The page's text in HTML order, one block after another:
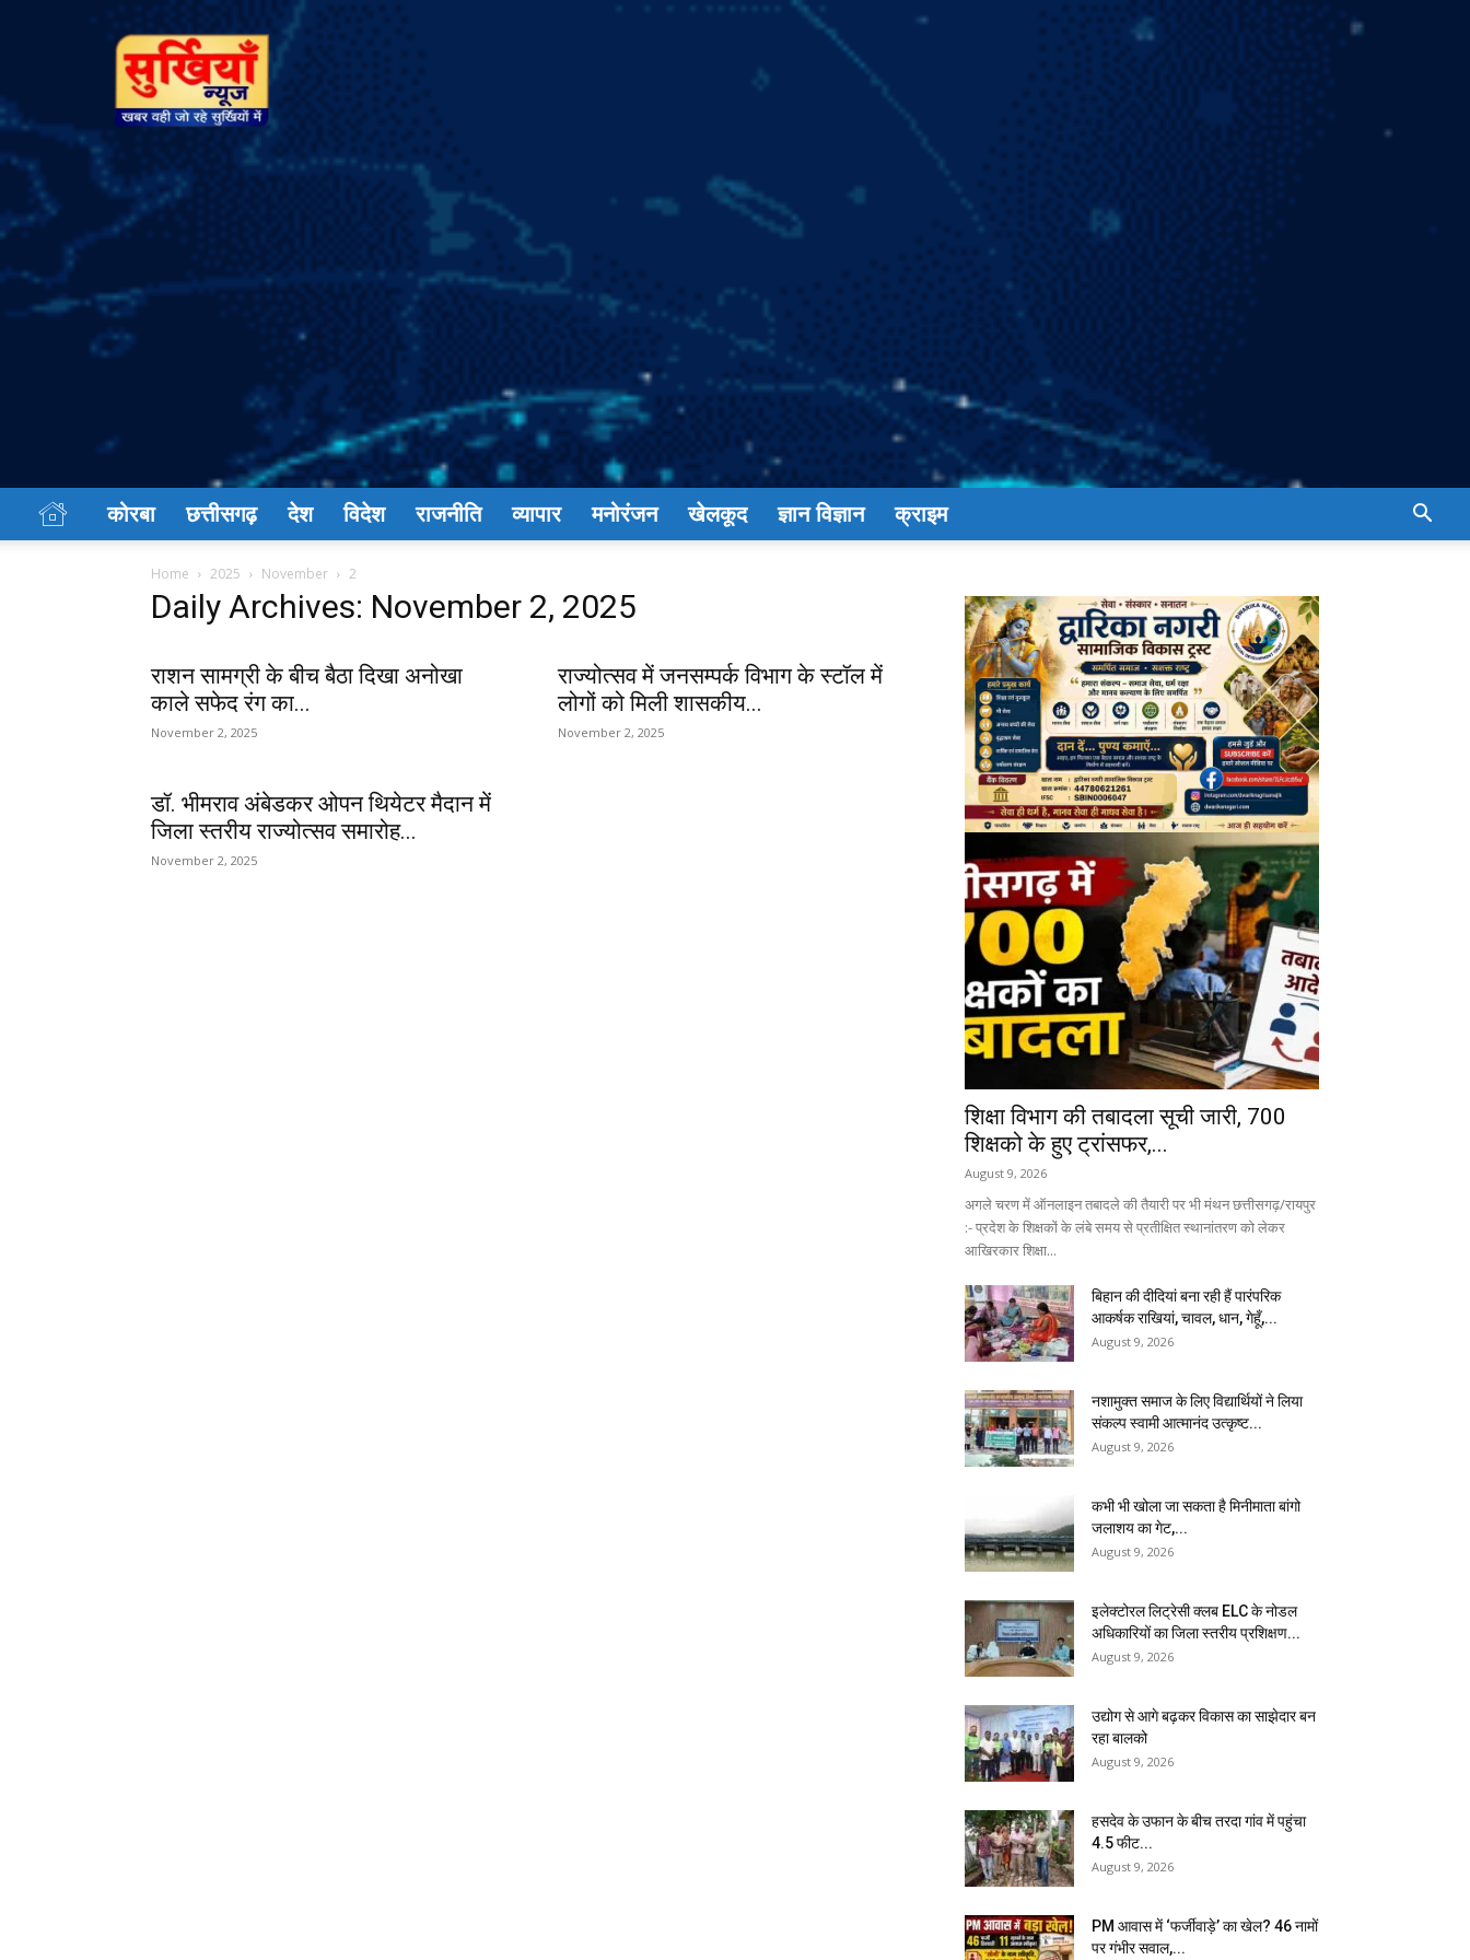
सुर्खियां
न्यूज़
कोरबा छत्तीसगढ़ देश विदेश राजनीति व्यापार मनोरंजन खेलकूद ज्ञान विज्ञान क्राइम
Home 2025 November 2
Daily Archives: November 2, 2025
राशन सामग्री के बीच बैठा दिखा अनोखा
काले सफेद रंग का...
November 2, 2025
राज्योत्सव में जनसम्पर्क विभाग के स्टॉल में
लोगों को मिली शासकीय...
November 2, 2025
डॉ. भीमराव अंबेडकर ओपन थियेटर मैदान में
जिला स्तरीय राज्योत्सव समारोह...
November 2, 2025
शिक्षा विभाग की तबादला सूची जारी, 700
शिक्षको के हुए ट्रांसफर,...
August 9, 2026
अगले चरण में ऑनलाइन तबादले की तैयारी पर भी मंथन छत्तीसगढ़/रायपुर
:- प्रदेश के शिक्षकों के लंबे समय से प्रतीक्षित स्थानांतरण को लेकर
आखिरकार शिक्षा...
बिहान की दीदियां बना रही हैं पारंपरिक
आकर्षक राखियां, चावल, धान, गेहूँ,...
August 9, 2026
नशामुक्त समाज के लिए विद्यार्थियों ने लिया
संकल्प स्वामी आत्मानंद उत्कृष्ट...
August 9, 2026
कभी भी खोला जा सकता है मिनीमाता बांगो
जलाशय का गेट,...
August 9, 2026
इलेक्टोरल लिट्रेसी क्लब ELC के नोडल
अधिकारियों का जिला स्तरीय प्रशिक्षण...
August 9, 2026
उद्योग से आगे बढ़कर विकास का साझेदार बन
रहा बालको
August 9, 2026
हसदेव के उफान के बीच तरदा गांव में पहुंचा
4.5 फीट...
August 9, 2026
PM आवास में ‘फर्जीवाड़े’ का खेल? 46 नामों
पर गंभीर सवाल,...